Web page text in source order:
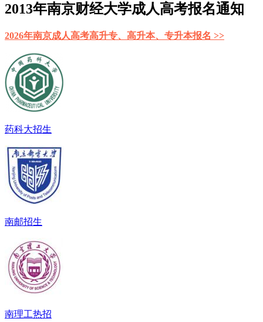
2013年南京财经大学成人高考报名通知
2026年南京成人高考高升专、高升本、专升本报名 >>
药科大招生
南邮招生
南理工热招